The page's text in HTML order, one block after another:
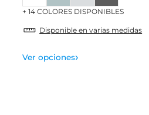
+ 14 COLORES DISPONIBLES
Disponible en varias medidas
Ver opciones›